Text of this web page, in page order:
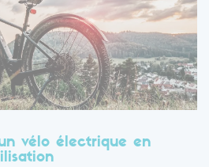
vélo électrique en